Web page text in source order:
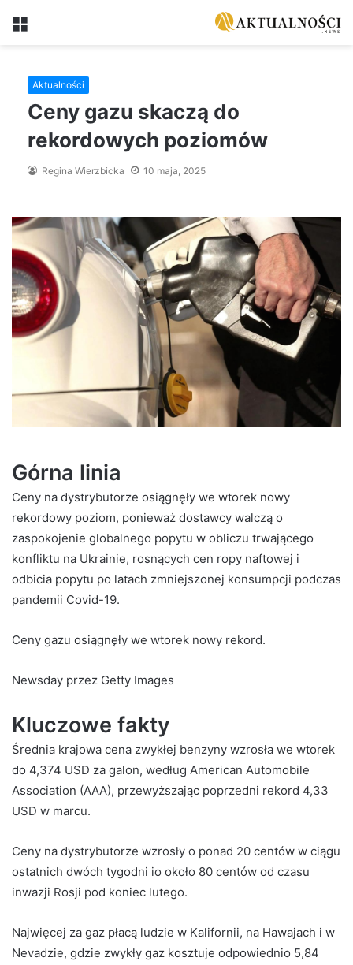
Menu
Aktualności
Ceny gazu skaczą do
rekordowych poziomów
Regina Wierzbicka 10 maja, 2025
Górna linia
Ceny na dystrybutorze osiągnęły we wtorek nowy
rekordowy poziom, ponieważ dostawcy walczą o
zaspokojenie globalnego popytu w obliczu trwającego
konfliktu na Ukrainie, rosnących cen ropy naftowej i
odbicia popytu po latach zmniejszonej konsumpcji podczas
pandemii Covid-19.
Ceny gazu osiągnęły we wtorek nowy rekord.
Newsday przez Getty Images
Kluczowe fakty
Średnia krajowa cena zwykłej benzyny wzrosła we wtorek
do 4,374 USD za galon, według American Automobile
Association (AAA), przewyższając poprzedni rekord 4,33
USD w marcu.
Ceny na dystrybutorze wzrosły o ponad 20 centów w ciągu
ostatnich dwóch tygodni io około 80 centów od czasu
inwazji Rosji pod koniec lutego.
Najwięcej za gaz płacą ludzie w Kalifornii, na Hawajach i w
Nevadzie, gdzie zwykły gaz kosztuje odpowiednio 5,84